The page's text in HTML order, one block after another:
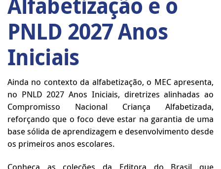
PNLD 2027 Anos
Iniciais
Ainda no contexto da alfabetização, o MEC apresenta,
no PNLD 2027 Anos Iniciais, diretrizes alinhadas ao
Compromisso Nacional Criança Alfabetizada,
reforçando que o foco deve estar na garantia de uma
base sólida de aprendizagem e desenvolvimento desde
os primeiros anos escolares.